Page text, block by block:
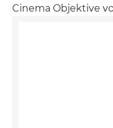
Cinema Objektive